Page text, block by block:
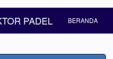
PADEL BERANDA